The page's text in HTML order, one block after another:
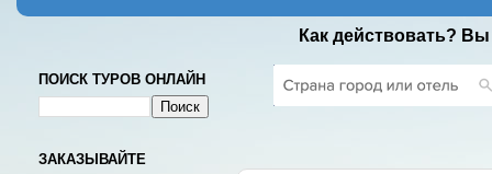
Как действовать?
ПОИСК ТУРОВ ОНЛАЙН
ЗАКАЗЫВАЙТЕ